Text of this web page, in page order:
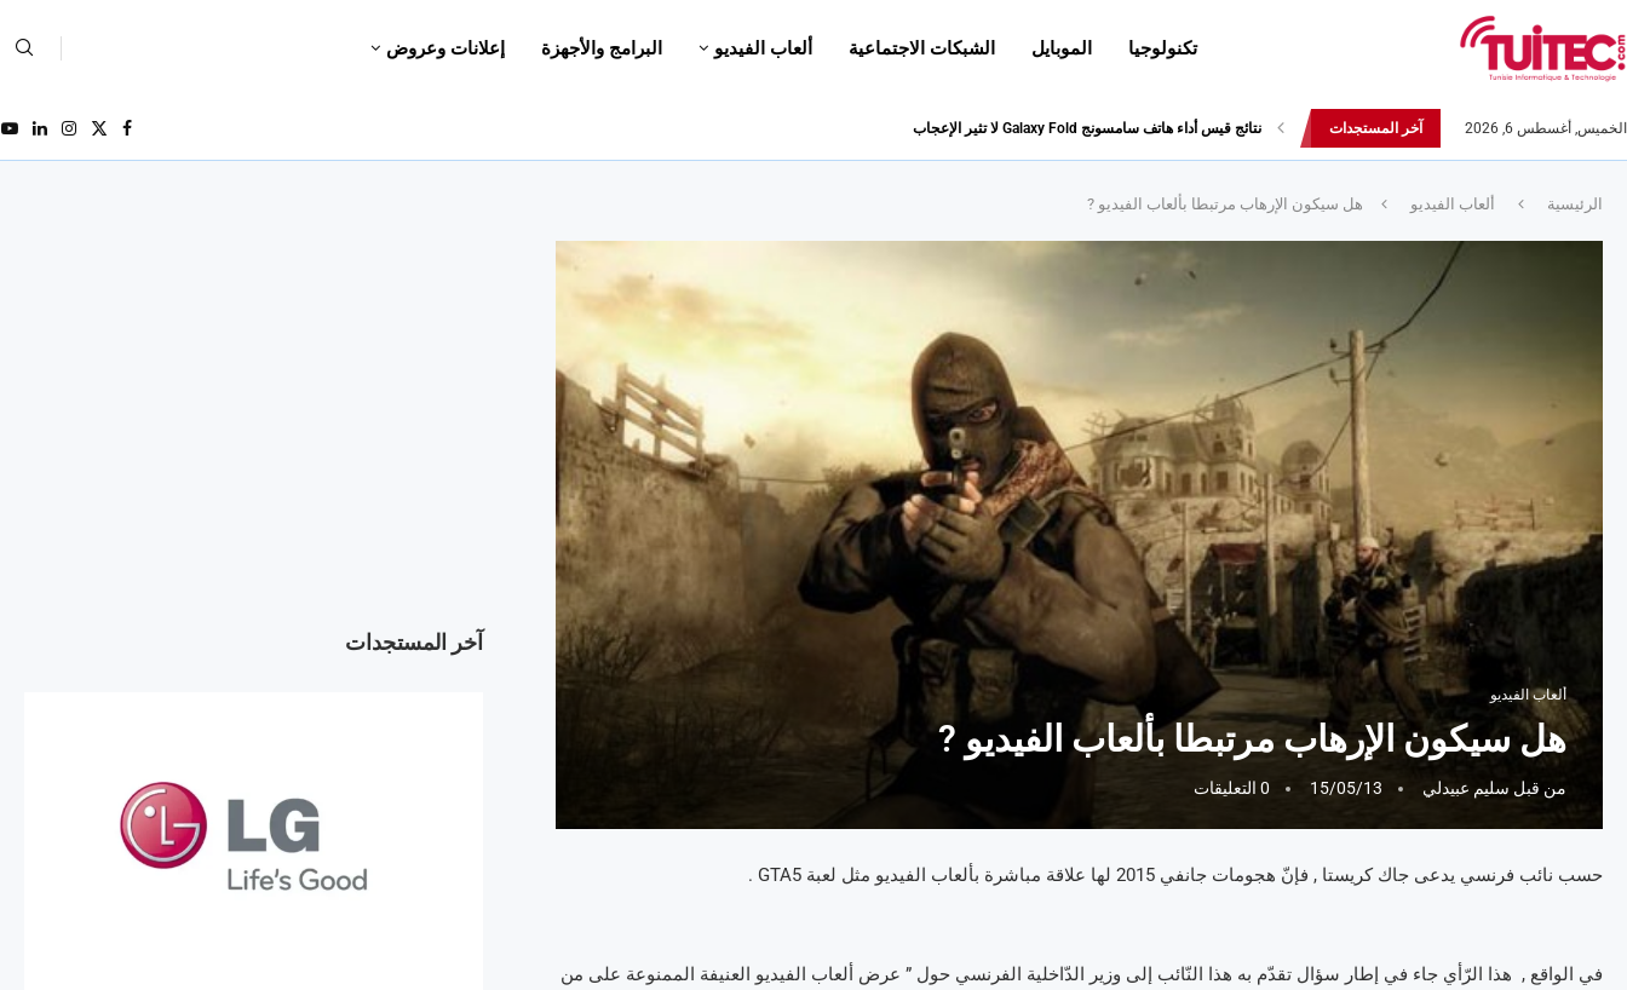
تكنولوجيا الموبايل الشبكات الاجتماعية ألعاب الفيديو البرامج والأجهزة إعلانات وعروض
الخميس, أغسطس 6, 2026 آخر المستجدات العلامة التجارية Realme تعلن عن هاتفها Realme 5s
الرئيسية ألعاب الفيديو هل سيكون الإرهاب مرتبطا بألعاب الفيديو ?
ألعاب الفيديو
هل سيكون الإرهاب مرتبطا بألعاب الفيديو ?
من قبل سليم عبيدلي 15/05/13 0 التعليقات
حسب نائب فرنسي يدعى جاك كريستا , فإنّ هجومات جانفي 2015 لها علاقة مباشرة بألعاب الفيديو مثل لعبة GTA5 .
في الواقع , هذا الرّأي جاء في إطار سؤال تقدّم به هذا النّائب إلى وزير الدّاخلية الفرنسي حول ” عرض ألعاب الفيديو العنيفة الممنوعة على من
آخر المستجدات